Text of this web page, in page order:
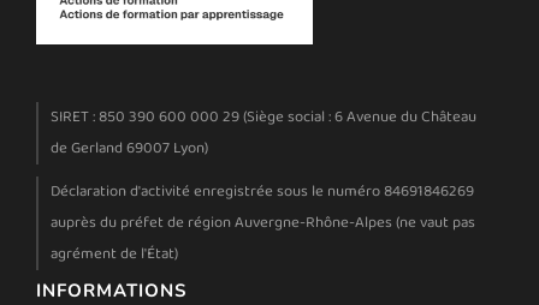
SIRET : 850 390 600 000 29 (Siège social : 6 Avenue du Château
de Gerland 69007 Lyon)
Déclaration d'activité enregistrée sous le numéro 84691846269
auprès du préfet de région Auvergne-Rhône-Alpes (ne vaut pas
agrément de l'État)
INFORMATIONS